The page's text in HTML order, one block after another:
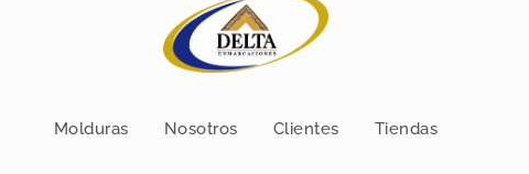
Molduras Nosotros Clientes Tiendas